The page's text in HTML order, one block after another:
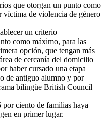
que otorgan un punto como
víctima de violencia de género
un criterio
como máximo, para las
opción, que tengan más
de cercanía del domicilio
haber cursado una etapa
de antiguo alumno y por
bilingüe British Council
por ciento de familias haya
en primer lugar.